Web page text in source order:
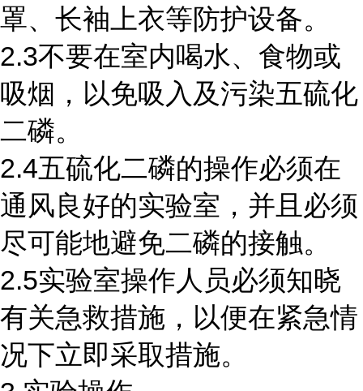
罩、长袖上衣等防护设备。
2.3不要在室内喝水、食物或
吸烟，以免吸入及污染五硫化
二磷。
2.4五硫化二磷的操作必须在
通风良好的实验室，并且必须
尽可能地避免二磷的接触。
2.5实验室操作人员必须知晓
有关急救措施，以便在紧急情
况下立即采取措施。